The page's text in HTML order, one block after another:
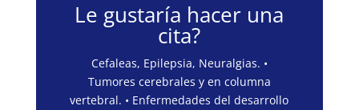
Le gustaría hacer una
cita?
Cefaleas, Epilepsia, Neuralgias. •
Tumores cerebrales y en columna
vertebral. • Enfermedades del desarrollo